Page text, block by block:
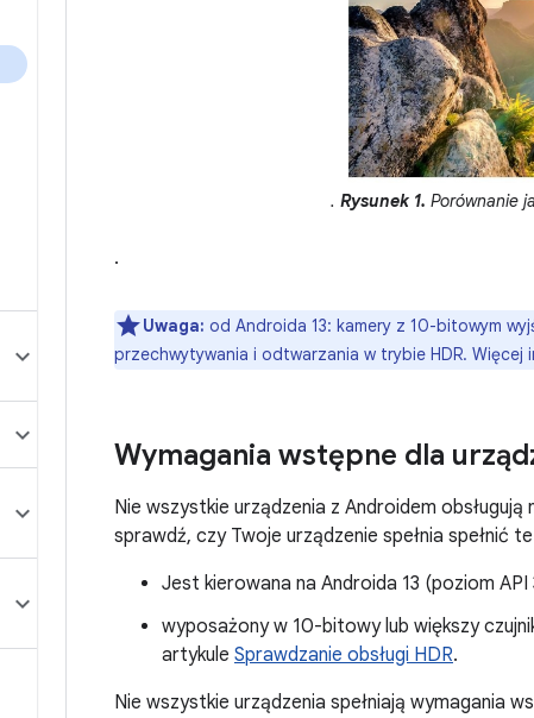
. Rysunek 1. Porównanie
.
Uwaga: od Androida 13: kamery z 10-bitowym
przechwytywania i odtwarzania w trybie HDR.
Wymagania wstępne dla
Nie wszystkie urządzenia z Androidem
sprawdź, czy Twoje urządzenie spełnia spełnić
Jest kierowana na Androida 13 (poziom API
wyposażony w 10-bitowy lub większy
artykule Sprawdzanie obsługi HDR.
Nie wszystkie urządzenia spełniają wymagania